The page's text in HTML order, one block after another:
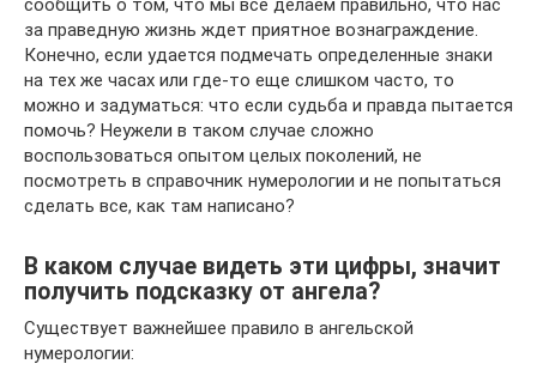
сообщить о том, что мы все делаем правильно, что нас
за праведную жизнь ждет приятное вознаграждение.
Конечно, если удается подмечать определенные знаки
на тех же часах или где-то еще слишком часто, то
можно и задуматься: что если судьба и правда пытается
помочь? Неужели в таком случае сложно
воспользоваться опытом целых поколений, не
посмотреть в справочник нумерологии и не попытаться
сделать все, как там написано?
В каком случае видеть эти цифры, значит
получить подсказку от ангела?
Существует важнейшее правило в ангельской
нумерологии: